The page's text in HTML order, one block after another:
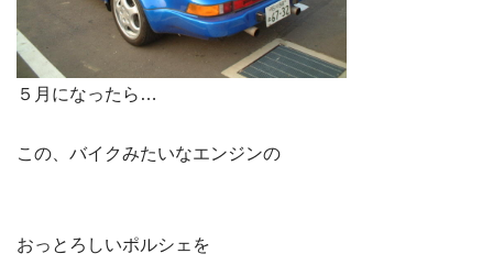
５月になったら…
この、バイクみたいなエンジンの
おっとろしいポルシェを